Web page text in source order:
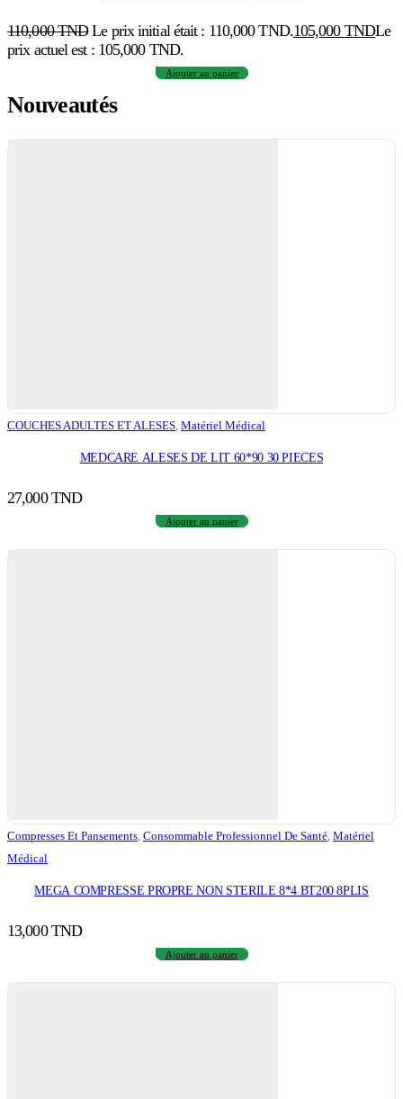
110,000TND Le prix initial était : 110,000 TND.105,000 TNDLe
prix actuel est : 105,000 TND.
Ajouter au panier
Nouveautés
COUCHES ADULTES ET ALESES Matériel Médical
MEDCARE ALESES DE LIT 60*90 30 PIECES
27,000TND
Ajouter au panier
Compresses Et Pansements Consommable Professionnel De Santé Matériel
Médical
MEGA COMPRESSE PROPRE NON STERILE 8*4 BT200 8PLIS
13,000TND
Ajouter au panier